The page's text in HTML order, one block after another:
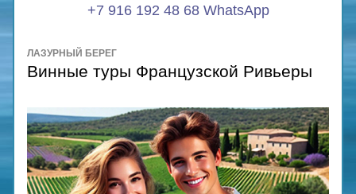
+7 916 192 48 68 WhatsApp
ЛАЗУРНЫЙ БЕРЕГ
Винные туры Французской Ривьеры